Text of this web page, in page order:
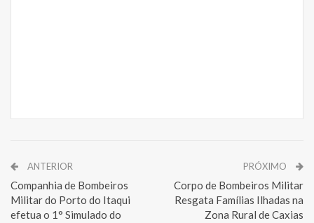
ANTERIOR
Companhia de Bombeiros
Militar do Porto do Itaqui
efetua o 1° Simulado do
PRÓXIMO
Corpo de Bombeiros Militar
Resgata Famílias Ilhadas na
Zona Rural de Caxias